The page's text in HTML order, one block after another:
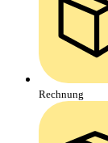
Rechnung